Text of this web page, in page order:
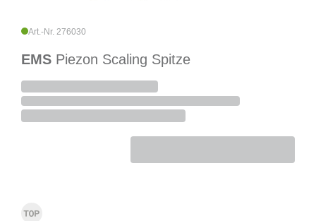
Art.-Nr. 276030
EMS Piezon Scaling Spitze